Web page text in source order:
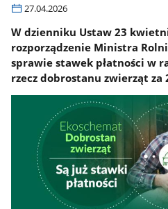
27.04.2026
W dzienniku Ustaw 23
rozporządzenie Ministra
sprawie stawek płatności w
rzecz dobrostanu zwierząt za